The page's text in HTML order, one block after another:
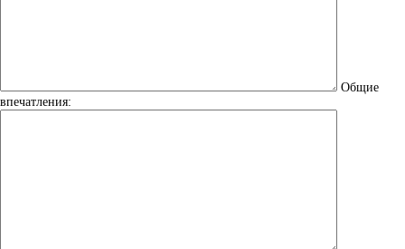
Общие
впечатления: